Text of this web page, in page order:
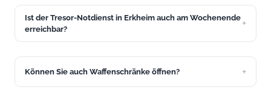
Notschlüssel oder eine externe Stromversorgung öffnen.
Unser Service in Erkheim hilft schnell.
Ist der Tresor-Notdienst in Erkheim auch am Wochenende
erreichbar?
erreichbar, auch an Wochenenden und Feiertagen.
Können Sie auch Waffenschränke öffnen?